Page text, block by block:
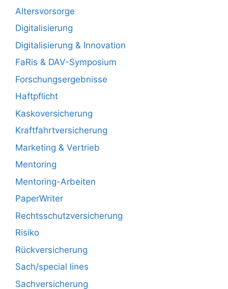
Altersvorsorge
Digitalisierung
Digitalisierung & Innovation
FaRis & DAV-Symposium
Forschungsergebnisse
Haftpflicht
Kaskoversicherung
Kraftfahrtversicherung
Marketing & Vertrieb
Mentoring
Mentoring-Arbeiten
PaperWriter
Rechtsschutzversicherung
Risiko
Rückversicherung
Sach/special lines
Sachversicherung